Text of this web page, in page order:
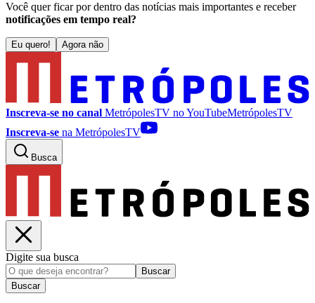
Você quer ficar por dentro das notícias mais importantes e receber
notificações em tempo real?
Eu quero! Agora não
Inscreva-se no canal MetrópolesTV noYouTubeMetrópolesTV
Inscreva-se na MetrópolesTV
Busca
Digite sua busca
Buscar
Buscar